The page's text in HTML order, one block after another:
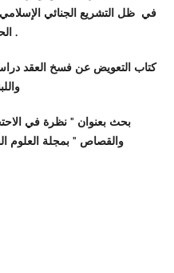
في ظل التشريع الجنائي
الحقوقية ببيروت . الطبعة الأولى 2016م.
كتاب التعويض عن فسخ العقد
بحث بعنوان " نظرة في
والقصاص " بمجلة العلوم